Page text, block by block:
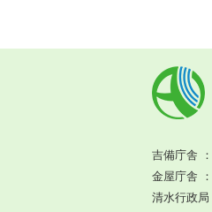
有
田
川
Town
吉備庁舎
金屋庁舎
清水行政局